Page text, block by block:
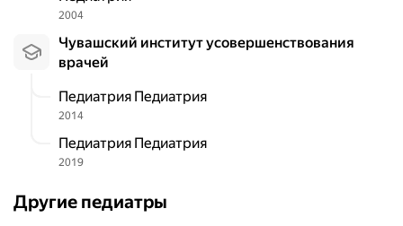
2004
Чувашский институт усовершенствования
врачей
Педиатрия Педиатрия
2014
Педиатрия Педиатрия
2019
Другие педиатры